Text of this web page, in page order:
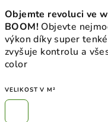
Objemte revoluci ve
BOOM! Objevte
výkon díky super
zvyšuje kontrolu a
color
VELIKOST V M²